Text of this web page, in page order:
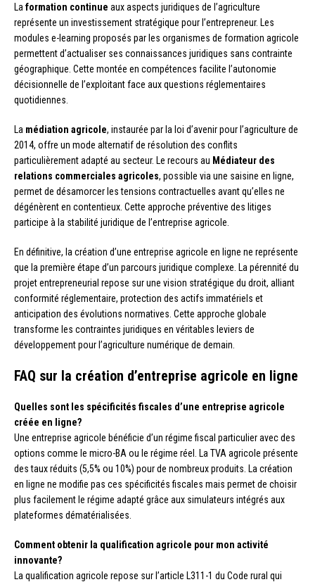
La formation continue aux aspects juridiques de l’agriculture
représente un investissement stratégique pour l’entrepreneur. Les
modules e-learning proposés par les organismes de formation agricole
permettent d’actualiser ses connaissances juridiques sans contrainte
géographique. Cette montée en compétences facilite l’autonomie
décisionnelle de l’exploitant face aux questions réglementaires
quotidiennes.
La médiation agricole, instaurée par la loi d’avenir pour l’agriculture de
2014, offre un mode alternatif de résolution des conflits
particulièrement adapté au secteur. Le recours au Médiateur des
relations commerciales agricoles, possible via une saisine en ligne,
permet de désamorcer les tensions contractuelles avant qu’elles ne
dégénèrent en contentieux. Cette approche préventive des litiges
participe à la stabilité juridique de l’entreprise agricole.
En définitive, la création d’une entreprise agricole en ligne ne représente
que la première étape d’un parcours juridique complexe. La pérennité du
projet entrepreneurial repose sur une vision stratégique du droit, alliant
conformité réglementaire, protection des actifs immatériels et
anticipation des évolutions normatives. Cette approche globale
transforme les contraintes juridiques en véritables leviers de
développement pour l’agriculture numérique de demain.
FAQ sur la création d’entreprise agricole en ligne
Quelles sont les spécificités fiscales d’une entreprise agricole
créée en ligne?
Une entreprise agricole bénéficie d’un régime fiscal particulier avec des
options comme le micro-BA ou le régime réel. La TVA agricole présente
des taux réduits (5,5% ou 10%) pour de nombreux produits. La création
en ligne ne modifie pas ces spécificités fiscales mais permet de choisir
plus facilement le régime adapté grâce aux simulateurs intégrés aux
plateformes dématérialisées.
Comment obtenir la qualification agricole pour mon activité
innovante?
La qualification agricole repose sur l’article L311-1 du Code rural qui